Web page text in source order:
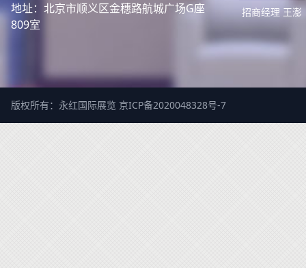
地址：北京市顺义区金穗路航城广场G座
809室
招商经理 王澎
版权所有：永红国际展览 京ICP备2020048328号-7